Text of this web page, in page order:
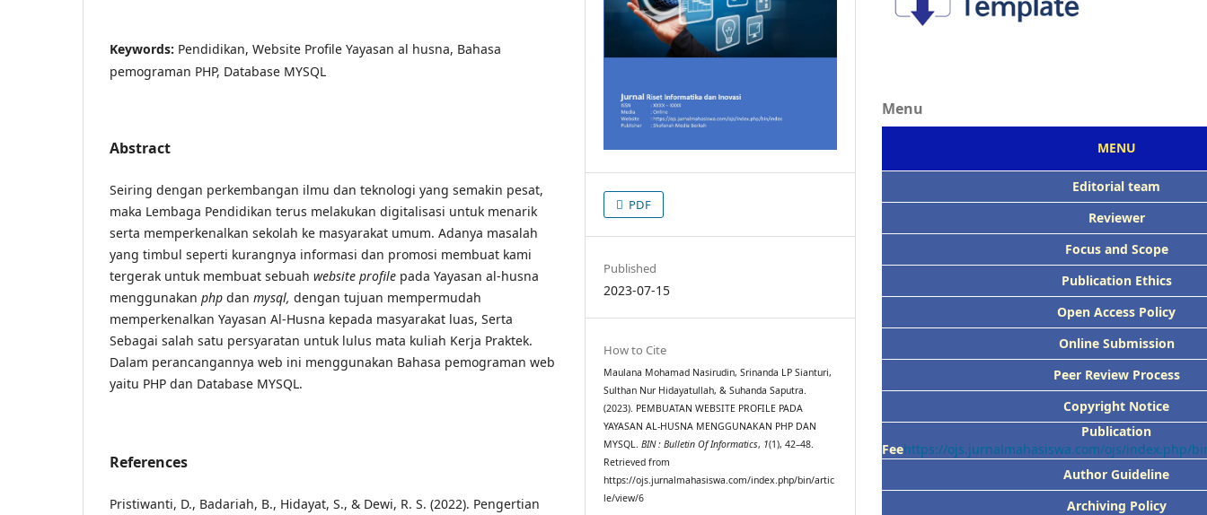
Keywords: Pendidikan, Website Profile Yayasan al husna, Bahasa
pemograman PHP, Database MYSQL
Abstract
Seiring dengan perkembangan ilmu dan teknologi yang semakin pesat,
maka Lembaga Pendidikan terus melakukan digitalisasi untuk menarik
serta memperkenalkan sekolah ke masyarakat umum. Adanya masalah
yang timbul seperti kurangnya informasi dan promosi membuat kami
tergerak untuk membuat sebuah website profile pada Yayasan al-husna
menggunakan php dan mysql, dengan tujuan mempermudah
memperkenalkan Yayasan Al-Husna kepada masyarakat luas, Serta
Sebagai salah satu persyaratan untuk lulus mata kuliah Kerja Praktek.
Dalam perancangannya web ini menggunakan Bahasa pemograman web
yaitu PHP dan Database MYSQL.
References
Pristiwanti, D., Badariah, B., Hidayat, S., & Dewi, R. S. (2022). Pengertian
PDF
Published
2023-07-15
How to Cite
Maulana Mohamad Nasirudin, Srinanda LP Sianturi,
Sulthan Nur Hidayatullah, & Suhanda Saputra.
(2023). PEMBUATAN WEBSITE PROFILE PADA
YAYASAN AL-HUSNA MENGGUNAKAN PHP DAN
MYSQL.BIN : Bulletin Of Informatics, 1(1), 42–48.
Retrieved from
https://ojs.jurnalmahasiswa.com/index.php/bin/artic
le/view/6
Menu
MENU
Editorial team
Reviewer
Focus and Scope
Publication Ethics
Open Access Policy
Online Submission
Peer Review Process
Copyright Notice
Publication
Feehttps://ojs.jurnalmahasiswa.com/ojs/index.php/
Author Guideline
Archiving Policy